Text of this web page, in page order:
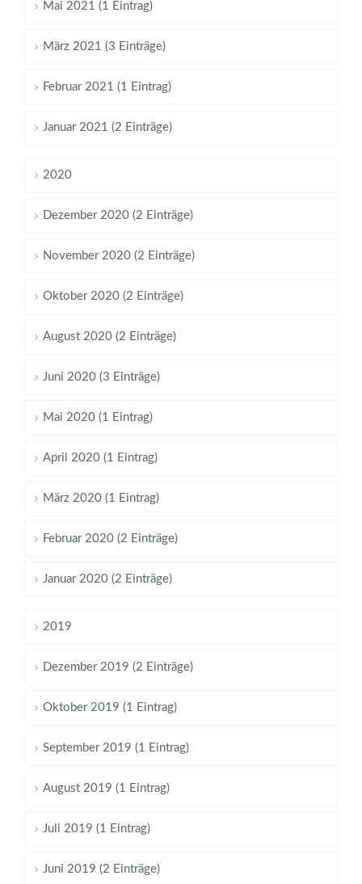
Mai 2021 (1 Eintrag)
März 2021 (3 Einträge)
Februar 2021 (1 Eintrag)
Januar 2021 (2 Einträge)
2020
Dezember 2020 (2 Einträge)
November 2020 (2 Einträge)
Oktober 2020 (2 Einträge)
August 2020 (2 Einträge)
Juni 2020 (3 Einträge)
Mai 2020 (1 Eintrag)
April 2020 (1 Eintrag)
März 2020 (1 Eintrag)
Februar 2020 (2 Einträge)
Januar 2020 (2 Einträge)
2019
Dezember 2019 (2 Einträge)
Oktober 2019 (1 Eintrag)
September 2019 (1 Eintrag)
August 2019 (1 Eintrag)
Juli 2019 (1 Eintrag)
Juni 2019 (2 Einträge)